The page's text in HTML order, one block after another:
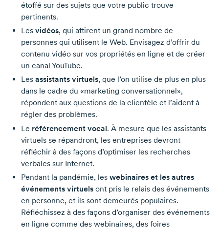
étoffé sur des sujets que votre public trouve
pertinents.
Les vidéos, qui attirent un grand nombre de
personnes qui utilisent le Web. Envisagez d’offrir du
contenu vidéo sur vos propriétés en ligne et de créer
un canal YouTube.
Les assistants virtuels, que l’on utilise de plus en plus
dans le cadre du «marketing conversationnel»,
répondent aux questions de la clientèle et l’aident à
régler des problèmes.
Le référencement vocal. À mesure que les assistants
virtuels se répandront, les entreprises devront
réfléchir à des façons d’optimiser les recherches
verbales sur Internet.
Pendant la pandémie, les webinaires et les autres
événements virtuelsont pris le relais des événements
en personne, et ils sont demeurés populaires.
Réfléchissez à des façons d’organiser des événements
en ligne comme des webinaires, des foires